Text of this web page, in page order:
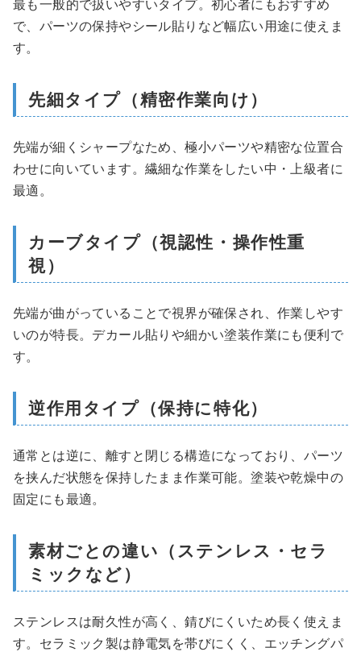
最も一般的で扱いやすいタイプ。初心者にもおすすめ
で、パーツの保持やシール貼りなど幅広い用途に使えま
す。
先細タイプ（精密作業向け）
先端が細くシャープなため、極小パーツや精密な位置合
わせに向いています。繊細な作業をしたい中・上級者に
最適。
カーブタイプ（視認性・操作性重
視）
先端が曲がっていることで視界が確保され、作業しやす
いのが特長。デカール貼りや細かい塗装作業にも便利で
す。
逆作用タイプ（保持に特化）
通常とは逆に、離すと閉じる構造になっており、パーツ
を挟んだ状態を保持したまま作業可能。塗装や乾燥中の
固定にも最適。
素材ごとの違い（ステンレス・セラ
ミックなど）
ステンレスは耐久性が高く、錆びにくいため長く使えま
す。セラミック製は静電気を帯びにくく、エッチングパ